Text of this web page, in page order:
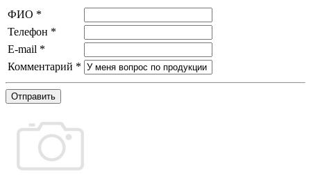
ФИО *
Телефон *
E-mail *
Комментарий *
Отправить